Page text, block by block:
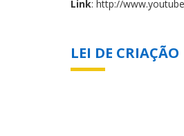
Link: http://
LEI DE CRIAÇÃO